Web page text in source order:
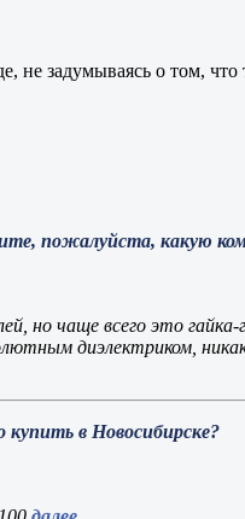
не задумываясь о том, что
пожалуйста, какую
но чаще всего это гайка-
диэлектриком,
в Новосибирске?